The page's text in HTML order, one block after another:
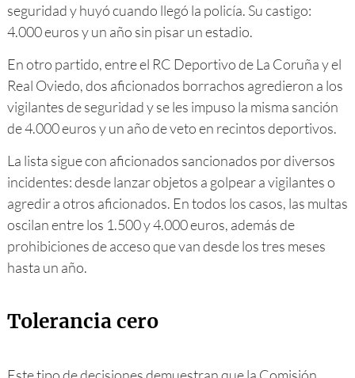
seguridad y huyó cuando llegó la policía. Su castigo:
4.000 euros y un año sin pisar un estadio.
En otro partido, entre el RC Deportivo de La Coruña y el
Real Oviedo, dos aficionados borrachos agredieron a los
vigilantes de seguridad y se les impuso la misma sanción
de 4.000 euros y un año de veto en recintos deportivos.
La lista sigue con aficionados sancionados por diversos
incidentes: desde lanzar objetos a golpear a vigilantes o
agredir a otros aficionados. En todos los casos, las multas
oscilan entre los 1.500 y 4.000 euros, además de
prohibiciones de acceso que van desde los tres meses
hasta un año.
Tolerancia cero